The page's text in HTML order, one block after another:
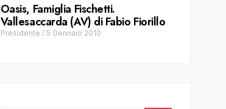
Oasis, Famiglia Fischetti.
Vallesaccarda (AV) di Fabio Fiorillo
Presidente / 5 Gennaio 2010